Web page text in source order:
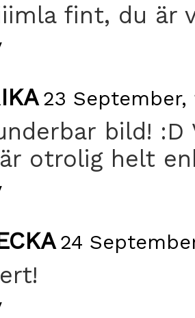
fint, du är
23 September,
bild! :D
otrolig helt
24